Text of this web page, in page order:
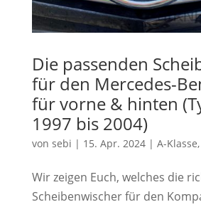
Die passenden
für den Mercedes-
für vorne & hinten
1997 bis 2004)
von sebi | 15. Apr. 2024| A-Klasse,
Wir zeigen Euch, welches die
Scheibenwischer für den